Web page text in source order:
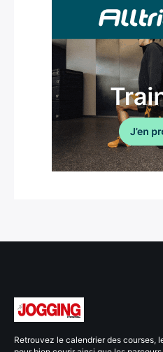
Retrouvez le calendrier des courses,